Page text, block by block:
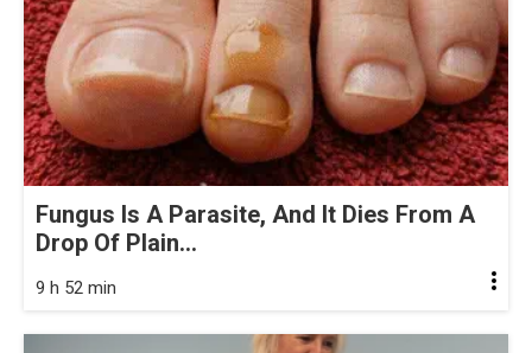
Fungus Is A Parasite, And It Dies From A
Drop Of Plain...
9 h 52 min